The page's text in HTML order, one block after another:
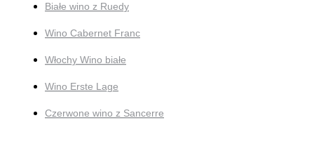
Białe wino z Ruedy
Wino Cabernet Franc
Włochy Wino białe
Wino Erste Lage
Czerwone wino z Sancerre